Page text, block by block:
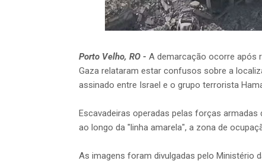
Porto Velho, RO - A demarcação ocorre após
Gaza relataram estar confusos sobre a
assinado entre Israel e o grupo terrorista
Escavadeiras operadas pelas forças
ao longo da "linha amarela", a zona de
As imagens foram divulgadas pelo Ministério